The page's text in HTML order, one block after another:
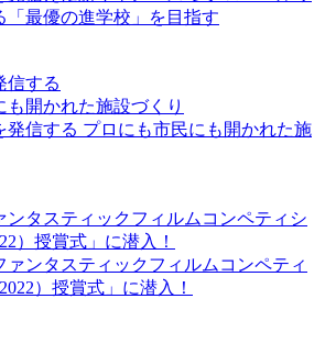
信する
も開かれた施設づくり
ンタスティックフィルムコンペティシ
）授賞式」に潜入！